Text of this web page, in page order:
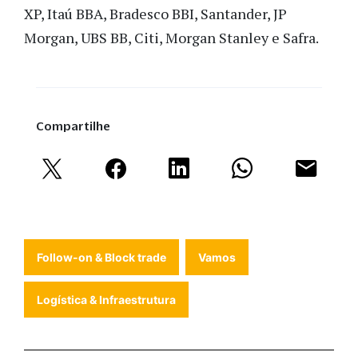
XP, Itaú BBA, Bradesco BBI, Santander, JP
Morgan, UBS BB, Citi, Morgan Stanley e Safra.
Compartilhe
Follow-on & Block trade Vamos
Logística & Infraestrutura